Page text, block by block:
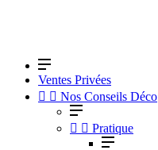
Ventes Privées
  Nos Conseils Déco
  Pratique